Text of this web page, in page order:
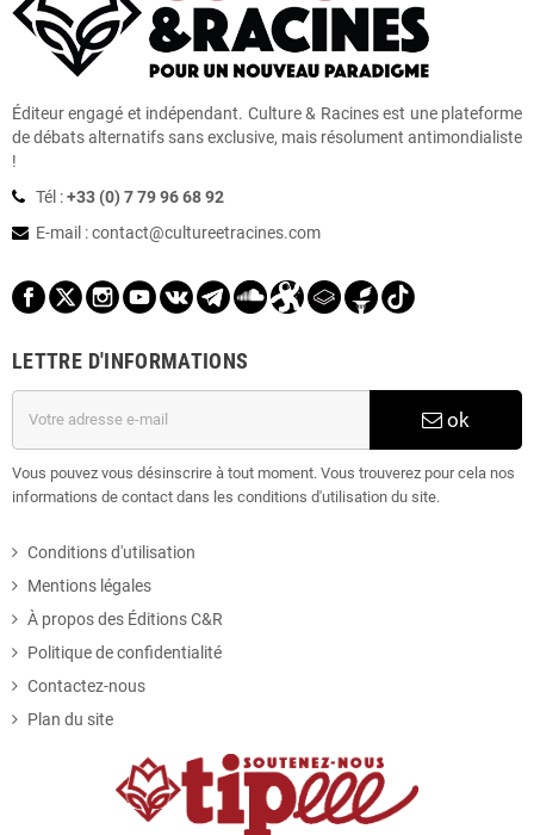
Mars (30)
Novembre (26)
Octobre(35)
Septembre (31)
Août(21)
Mai(22)
Avril(64)
(27)
Éditeur engagé et indépendant. Culture & Racines est une plateforme
de débats alternatifs sans exclusive, mais résolument antimondialiste
!
Tél :+33 (0) 7 79 96 68 92
E-mail : contact@cultureetracines.com
LETTRE D'INFORMATIONS
ok
Vous pouvez vous désinscrire à tout moment. Vous trouverez pour cela nos
informations de contact dans les conditions d'utilisation du site.
Conditions d'utilisation
Mentions légales
À propos des Éditions C&R
Politique de confidentialité
Contactez-nous
Plan du site